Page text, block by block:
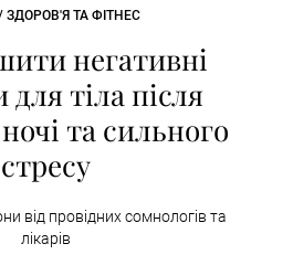
ЗДОРОВ'Я ТА ФІТНЕС
негативні
для тіла після
та сильного
стресу
від провідних сомнологів та
лікарів